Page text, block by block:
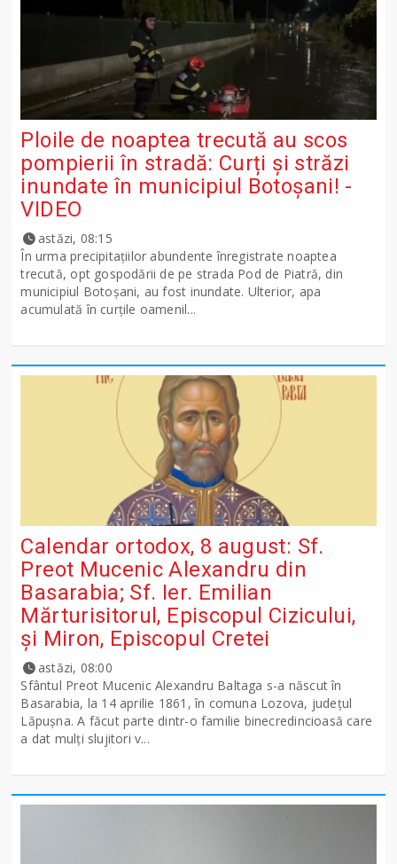
Ploile de noaptea trecută au scos
pompierii în stradă: Curți și străzi
inundate în municipiul Botoșani! -
VIDEO
astăzi, 08:15
În urma precipitațiilor abundente înregistrate noaptea
trecută, opt gospodării de pe strada Pod de Piatră, din
municipiul Botoșani, au fost inundate. Ulterior, apa
acumulată în curțile oamenil...
Calendar ortodox, 8 august: Sf.
Preot Mucenic Alexandru din
Basarabia; Sf. Ier. Emilian
Mărturisitorul, Episcopul Cizicului,
şi Miron, Episcopul Cretei
astăzi, 08:00
Sfântul Preot Mucenic Alexandru Baltaga s-a născut în
Basarabia, la 14 aprilie 1861, în comuna Lozova, județul
Lăpușna. A făcut parte dintr-o familie binecredincioasă care
a dat mulți slujitori v...